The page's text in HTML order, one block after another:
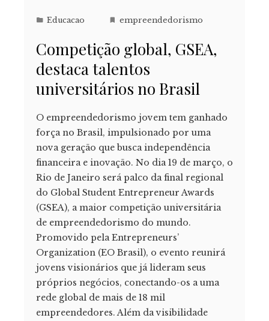
Educacao empreendedorismo
Competição global, GSEA,
destaca talentos
universitários no Brasil
O empreendedorismo jovem tem ganhado
força no Brasil, impulsionado por uma
nova geração que busca independência
financeira e inovação. No dia 19 de março, o
Rio de Janeiro será palco da final regional
do Global Student Entrepreneur Awards
(GSEA), a maior competição universitária
de empreendedorismo do mundo.
Promovido pela Entrepreneurs’
Organization (EO Brasil), o evento reunirá
jovens visionários que já lideram seus
próprios negócios, conectando-os a uma
rede global de mais de 18 mil
empreendedores. Além da visibilidade